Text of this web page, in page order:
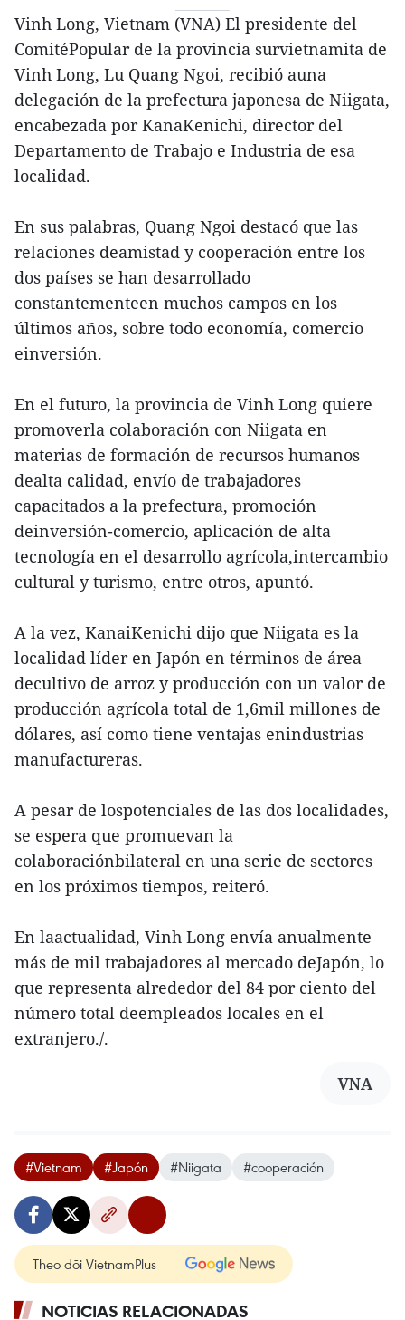
Vinh Long, Vietnam (VNA) El presidente del
ComitéPopular de la provincia survietnamita de
Vinh Long, Lu Quang Ngoi, recibió auna
delegación de la prefectura japonesa de Niigata,
encabezada por KanaKenichi, director del
Departamento de Trabajo e Industria de esa
localidad.
En sus palabras, Quang Ngoi destacó que las
relaciones deamistad y cooperación entre los
dos países se han desarrollado
constantementeen muchos campos en los
últimos años, sobre todo economía, comercio
einversión.
En el futuro, la provincia de Vinh Long quiere
promoverla colaboración con Niigata en
materias de formación de recursos humanos
dealta calidad, envío de trabajadores
capacitados a la prefectura, promoción
deinversión-comercio, aplicación de alta
tecnología en el desarrollo agrícola,intercambio
cultural y turismo, entre otros, apuntó.
A la vez, KanaiKenichi dijo que Niigata es la
localidad líder en Japón en términos de área
decultivo de arroz y producción con un valor de
producción agrícola total de 1,6mil millones de
dólares, así como tiene ventajas enindustrias
manufactureras.
A pesar de lospotenciales de las dos localidades,
se espera que promuevan la
colaboraciónbilateral en una serie de sectores
en los próximos tiempos, reiteró.
En laactualidad, Vinh Long envía anualmente
más de mil trabajadores al mercado deJapón, lo
que representa alrededor del 84 por ciento del
número total deempleados locales en el
extranjero./.
VNA
#Vietnam #Japón #Niigata #cooperación
Theo dõi VietnamPlus
NOTICIAS RELACIONADAS